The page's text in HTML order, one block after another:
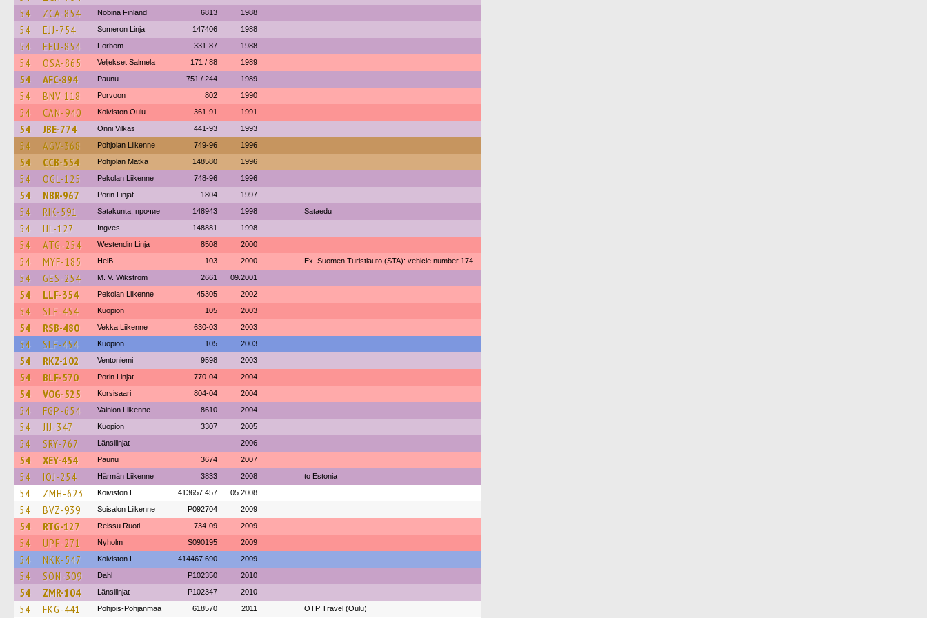
54 ZCA-854 Nobina Finland 6813 1988
54 EJJ-754 Someron Linja 147406 1988
54 EEU-854 Förbom 331-87 1988
54 OSA-865 Veljekset Salmela 171 / 88 1989
54 AFC-894 Paunu 751 / 244 1989
54 BNV-118 Porvoon 802 1990
54 CAN-940 Koiviston Oulu 361-91 1991
54 JBE-774 Onni Vilkas 441-93 1993
54 AGV-368 Pohjolan Liikenne 749-96 1996
54 CCB-554 Pohjolan Matka 148580 1996
54 OGL-125 Pekolan Liikenne 748-96 1996
54 NBR-967 Porin Linjat 1804 1997
54 RIK-591 Satakunta, прочие 148943 1998 Sataedu
54 IJL-127 Ingves 148881 1998
54 ATG-254 Westendin Linja 8508 2000
54 MYF-185 HelB 103 2000 Ex. Suomen Turistiauto (STA): vehicle number 174
54 GES-254 M. V. Wikström 2661 09.2001
54 LLF-354 Pekolan Liikenne 45305 2002
54 SLF-454 Kuopion 105 2003
54 RSB-480 Vekka Liikenne 630-03 2003
54 SLF-454 Kuopion 105 2003
54 RKZ-102 Ventoniemi 9598 2003
54 BLF-570 Porin Linjat 770-04 2004
54 VOG-525 Korsisaari 804-04 2004
54 FGP-654 Vainion Liikenne 8610 2004
54 JIJ-347 Kuopion 3307 2005
54 SRY-767 Länsilinjat 2006
54 XEY-454 Paunu 3674 2007
54 IOJ-254 Härmän Liikenne 3833 2008 to Estonia
54 ZMH-623 Koiviston L 413657 457 05.2008
54 BVZ-939 Soisalon Liikenne P092704 2009
54 RTG-127 Reissu Ruoti 734-09 2009
54 UPF-271 Nyholm S090195 2009
54 NKK-547 Koiviston L 414467 690 2009
54 SON-309 Dahl P102350 2010
54 ZMR-104 Länsilinjat P102347 2010
54 FKG-441 Pohjois-Pohjanmaa 618570 2011 OTP Travel (Oulu)